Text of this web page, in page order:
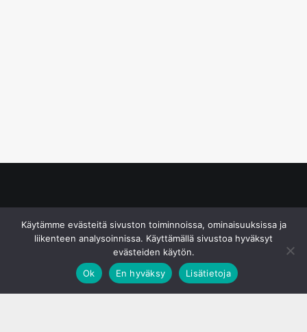
Käytämme evästeitä sivuston toiminnoissa, ominaisuuksissa ja
liikenteen analysoinnissa. Käyttämällä sivustoa hyväksyt
evästeiden käytön.
Ok
En hyväksy Lisätietoja